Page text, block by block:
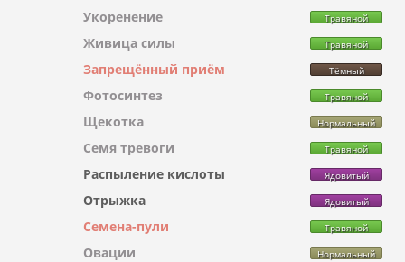
Укоренение Травяной
Живица силы Травяной
Запрещённый приём Тёмный
Фотосинтез Травяной
Щекотка Нормальный
Семя тревоги Травяной
Распыление кислоты Ядовитый
Отрыжка Ядовитый
Семена-пули Травяной
Овации Нормальный